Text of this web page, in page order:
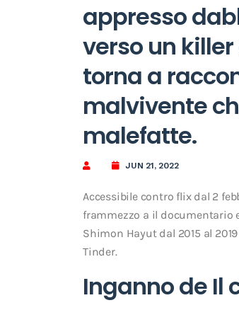
appresso
verso un
torna a
malvivente
malefatte.
JUN 21, 2022
Accessibile contro flix dal 2
frammezzo a il documentario
Shimon Hayut dal 2015 al
Tinder.
Inganno de Il